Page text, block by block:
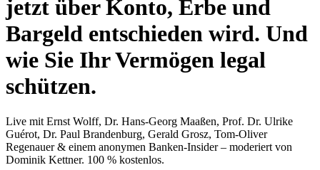
jetzt über Konto, Erbe und
Bargeld entschieden wird. Und
wie Sie Ihr Vermögen legal
schützen.
Live mit Ernst Wolff, Dr. Hans-Georg Maaßen, Prof. Dr. Ulrike
Guérot, Dr. Paul Brandenburg, Gerald Grosz, Tom-Oliver
Regenauer & einem anonymen Banken-Insider– moderiert von
Dominik Kettner. 100 % kostenlos.